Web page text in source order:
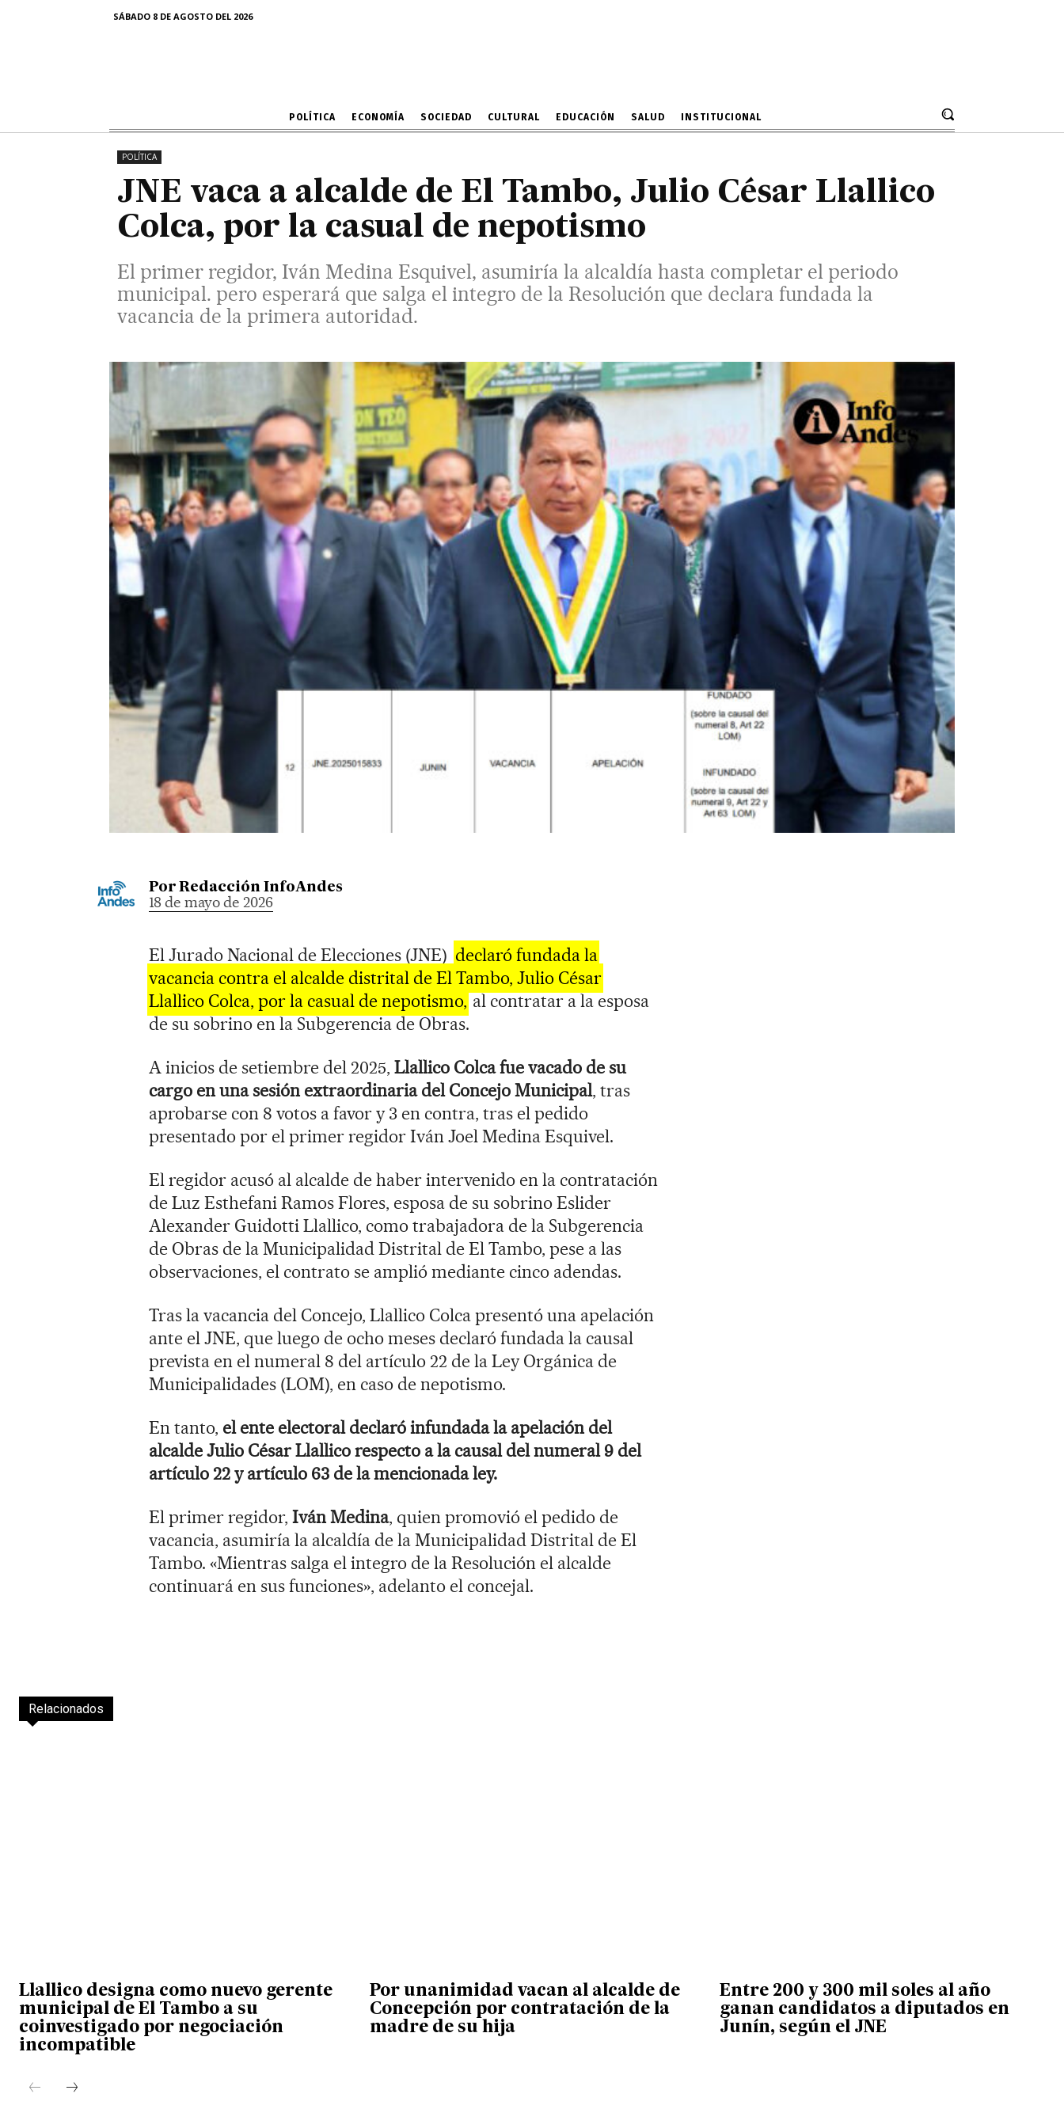
SÁBADO 8 DE AGOSTO DEL 2026
POLÍTICA ECONOMÍA SOCIEDAD CULTURAL EDUCACIÓN SALUD INSTITUCIONAL
POLÍTICA
JNE vaca a alcalde de El Tambo, Julio César Llallico
Colca, por la casual de nepotismo
El primer regidor, Iván Medina Esquivel, asumiría la alcaldía hasta completar el periodo
municipal. pero esperará que salga el integro de la Resolución que declara fundada la
vacancia de la primera autoridad.
Por Redacción InfoAndes
18 de mayo de 2026
El Jurado Nacional de Elecciones (JNE) declaró fundada la
vacancia contra el alcalde distrital de El Tambo, Julio César
Llallico Colca, por la casual de nepotismo, al contratar a la esposa
de su sobrino en la Subgerencia de Obras.
A inicios de setiembre del 2025, Llallico Colca fue vacado de su
cargo en una sesión extraordinaria del Concejo Municipal, tras
aprobarse con 8 votos a favor y 3 en contra, tras el pedido
presentado por el primer regidor Iván Joel Medina Esquivel.
El regidor acusó al alcalde de haber intervenido en la contratación
de Luz Esthefani Ramos Flores, esposa de su sobrino Eslider
Alexander Guidotti Llallico, como trabajadora de la Subgerencia
de Obras de la Municipalidad Distrital de El Tambo, pese a las
observaciones, el contrato se amplió mediante cinco adendas.
Tras la vacancia del Concejo, Llallico Colca presentó una apelación
ante el JNE, que luego de ocho meses declaró fundada la causal
prevista en el numeral 8 del artículo 22 de la Ley Orgánica de
Municipalidades (LOM), en caso de nepotismo.
En tanto, el ente electoral declaró infundada la apelación del
alcalde Julio César Llallico respecto a la causal del numeral 9 del
artículo 22 y artículo 63 de la mencionada ley.
El primer regidor, Iván Medina, quien promovió el pedido de
vacancia, asumiría la alcaldía de la Municipalidad Distrital de El
Tambo. «Mientras salga el integro de la Resolución el alcalde
continuará en sus funciones», adelanto el concejal.
Relacionados
Llallico designa como nuevo gerente
municipal de El Tambo a su
coinvestigado por negociación
incompatible
Por unanimidad vacan al alcalde de
Concepción por contratación de la
madre de su hija
Entre 200 y 300 mil soles al año
ganan candidatos a diputados en
Junín, según el JNE